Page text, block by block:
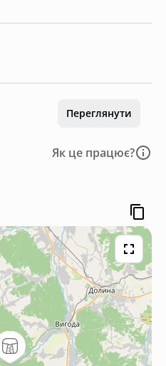
Переглянути
Як це працює?